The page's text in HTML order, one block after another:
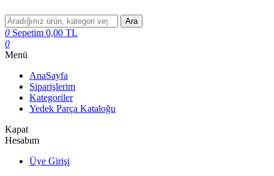
Ara
0 Sepetim 0,00 TL
0
Menü
AnaSayfa
Siparişlerim
Kategoriler
Yedek Parça Kataloğu
Kapat
Hesabım
Üye Girişi